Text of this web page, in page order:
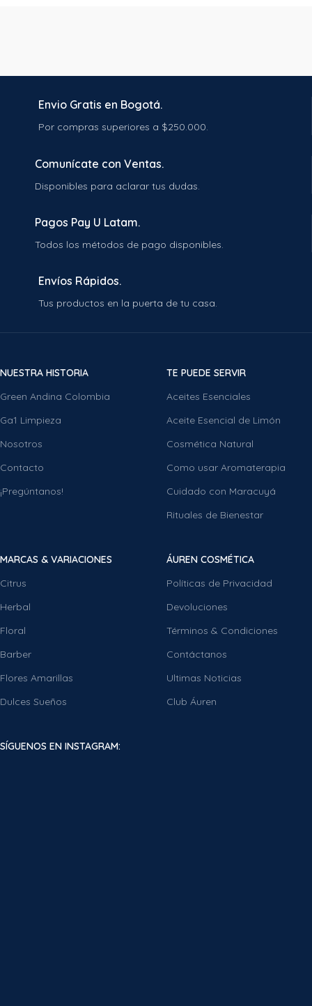
Envio Gratis en Bogotá.
Por compras superiores a $250.000.
Comunícate con Ventas.
Disponibles para aclarar tus dudas.
Pagos Pay U Latam.
Todos los métodos de pago disponibles.
Envíos Rápidos.
Tus productos en la puerta de tu casa.
NUESTRA HISTORIA
Green Andina Colombia
Ga1 Limpieza
Nosotros
Contacto
¡Pregúntanos!
TE PUEDE SERVIR
Aceites Esenciales
Aceite Esencial de Limón
Cosmética Natural
Como usar Aromaterapia
Cuidado con Maracuyá
Rituales de Bienestar
MARCAS & VARIACIONES
Citrus
Herbal
Floral
Barber
Flores Amarillas
Dulces Sueños
ÁUREN COSMÉTICA
Políticas de Privacidad
Devoluciones
Términos & Condiciones
Contáctanos
Ultimas Noticias
Club Áuren
SÍGUENOS EN INSTAGRAM: